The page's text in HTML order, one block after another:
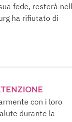
fede, resterà
ha rifiutato di
con i loro
durante la